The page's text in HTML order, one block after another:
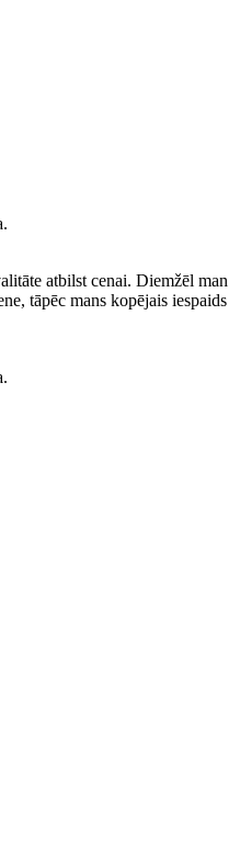
atbilst cenai. Diemžēl man
tāpēc mans kopējais iespaids